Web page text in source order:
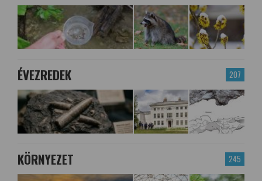
207
ÉVEZREDEK
245
KÖRNYEZET